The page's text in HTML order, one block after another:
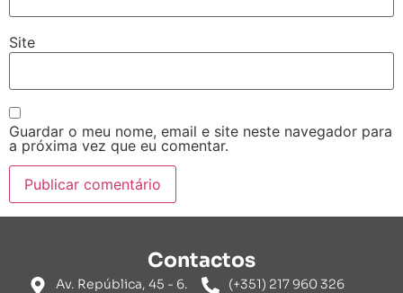
Site
Guardar o meu nome, email e site neste navegador para
a próxima vez que eu comentar.
Contactos
Av. República, 45 - 6.
(+351) 217 960 326